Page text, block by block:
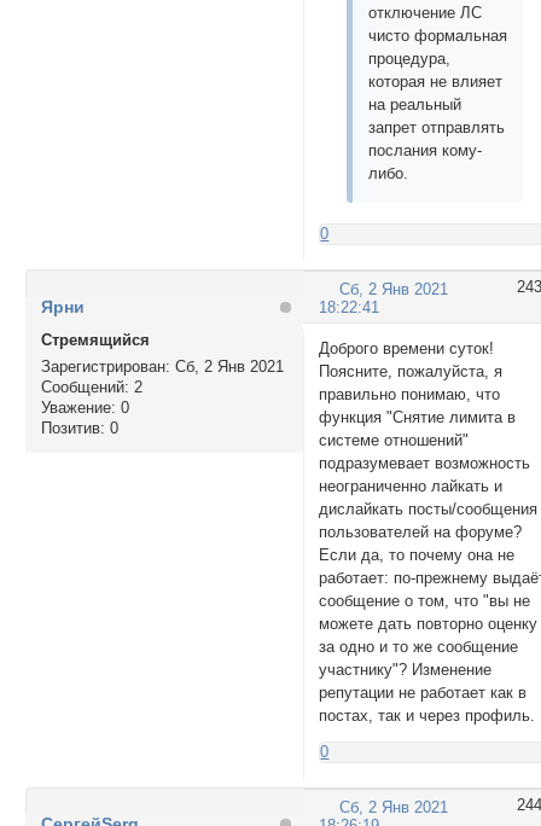
отключение ЛС
чисто формальная
процедура,
которая не влияет
на реальный
запрет отправлять
послания кому-
либо.
0
243
Сб, 2 Янв 2021
18:22:41
Ярни
Стремящийся
Зарегистрирован: Сб, 2 Янв 2021
Сообщений: 2
Уважение: 0
Позитив: 0
Доброго времени суток!
Поясните, пожалуйста, я
правильно понимаю, что
функция "Снятие лимита в
системе отношений"
подразумевает возможность
неограниченно лайкать и
дислайкать посты/сообщения
пользователей на форуме?
Если да, то почему она не
работает: по-прежнему
сообщение о том, что "вы не
можете дать повторно оценку
за одно и то же сообщение
участнику"? Изменение
репутации не работает как в
постах, так и через профиль.
0
244
Сб, 2 Янв 2021